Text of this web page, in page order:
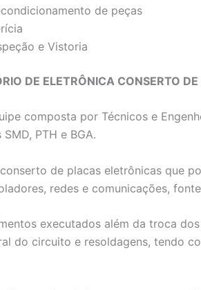
de peças
e Vistoria
DE ELETRÔNICA CONSERTO
composta por Técnicos e
PTH e BGA.
de placas eletrônicas que
redes e comunicações,
executados além da troca
do circuito e resoldagens, tendo